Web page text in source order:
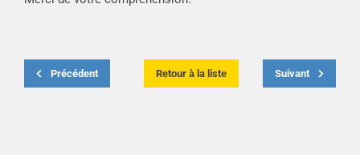
Précédent Retour à la liste Suivant